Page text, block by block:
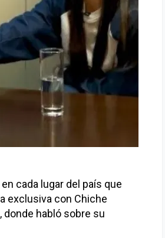
cada lugar del país que
exclusiva con Chiche
donde habló sobre su